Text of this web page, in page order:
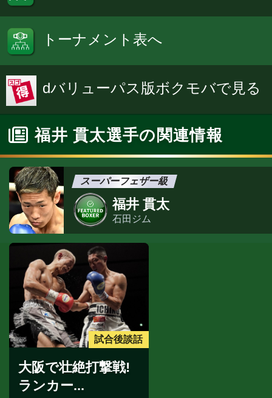
トーナメント表へ
dバリューパス版ボクモバで見る
福井 貫太選手の関連情報
スーパーフェザー級
福井 貫太
石田ジム
試合後談話
大阪で壮絶打撃戦!
ランカー...